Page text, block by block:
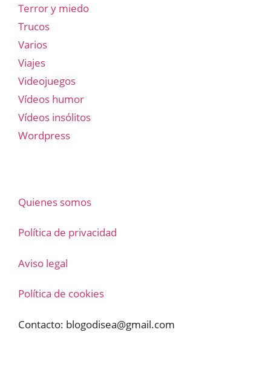
Terror y miedo
Trucos
Varios
Viajes
Videojuegos
Vídeos humor
Vídeos insólitos
Wordpress
Quienes somos
Política de privacidad
Aviso legal
Política de cookies
Contacto: blogodisea@gmail.com